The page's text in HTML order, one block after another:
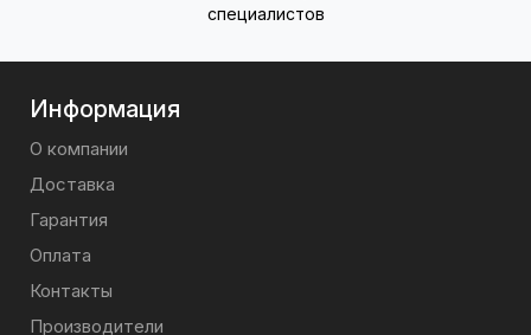
специалистов
Информация
О компании
Доставка
Гарантия
Оплата
Контакты
Производители